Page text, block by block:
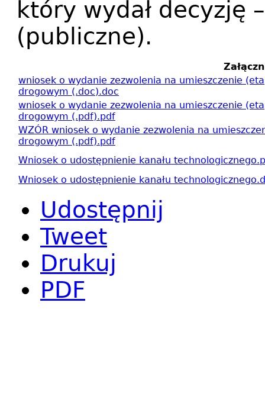
który wydał decyzję
(publiczne).
wniosek o wydanie zezwolenia na umieszczenie
drogowym (.doc).doc
wniosek o wydanie zezwolenia na umieszczenie
drogowym (.pdf).pdf
WZÓR wniosek o wydanie zezwolenia na
drogowym (.pdf).pdf
Wniosek o udostępnienie kanału
Wniosek o udostępnienie kanału
Udostępnij
Tweet
Drukuj
PDF